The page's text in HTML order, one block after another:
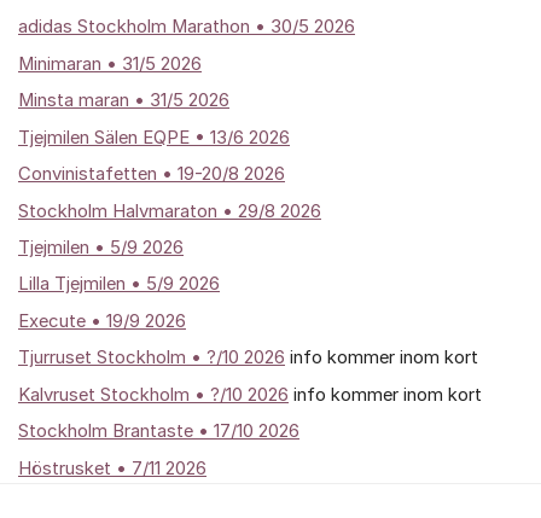
adidas Stockholm Marathon • 30/5 2026
Minimaran • 31/5 2026
Minsta maran • 31/5 2026
Tjejmilen Sälen EQPE • 13/6 2026
Convinistafetten • 19-20/8 2026
Stockholm Halvmaraton • 29/8 2026
Tjejmilen • 5/9 2026
Lilla Tjejmilen • 5/9 2026
Execute • 19/9 2026
Tjurruset Stockholm • ?/10 2026 info kommer inom kort
Kalvruset Stockholm • ?/10 2026 info kommer inom kort
Stockholm Brantaste • 17/10 2026
Höstrusket • 7/11 2026